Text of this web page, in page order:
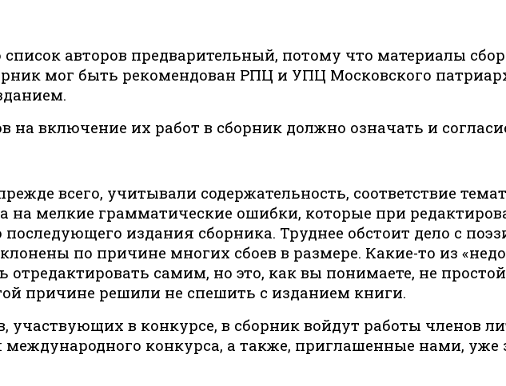
авторов предварительный, потому что материалы
мог быть рекомендован РПЦ и УПЦ Московского
на включение их работ в сборник должно означать и
всего, учитывали содержательность, соответствие
на мелкие грамматические ошибки, которые при
издания сборника. Труднее обстоит дело с
по причине многих сбоев в размере. Какие-то из
отредактировать самим, но это, как вы понимаете, не
причине решили не спешить с изданием книги.
участвующих в конкурсе, в сборник войдут работы членов
конкурса, а также, приглашенные нами, уже